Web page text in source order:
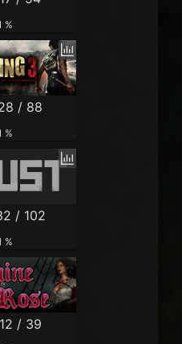
%
/ 88
%
/ 102
%
12 / 39